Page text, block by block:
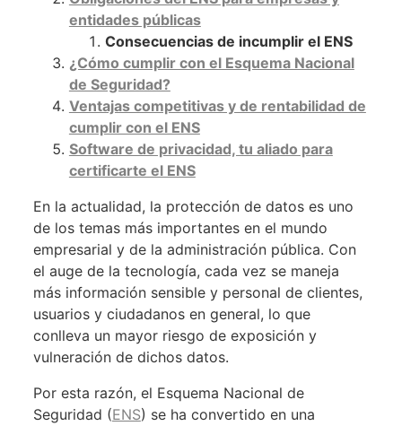
entidades públicas
Consecuencias de incumplir el ENS
¿Cómo cumplir con el Esquema Nacional
de Seguridad?
Ventajas competitivas y de rentabilidad de
cumplir con el ENS
Software de privacidad, tu aliado para
certificarte el ENS
En la actualidad, la protección de datos es uno
de los temas más importantes en el mundo
empresarial y de la administración pública. Con
el auge de la tecnología, cada vez se maneja
más información sensible y personal de clientes,
usuarios y ciudadanos en general, lo que
conlleva un mayor riesgo de exposición y
vulneración de dichos datos.
Por esta razón, el Esquema Nacional de
Seguridad (ENS) se ha convertido en una